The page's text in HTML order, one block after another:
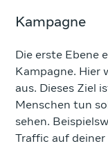
Kampagne
Die erste Ebene
Kampagne. Hier
aus. Dieses Ziel
Menschen tun
sehen.
Traffic auf